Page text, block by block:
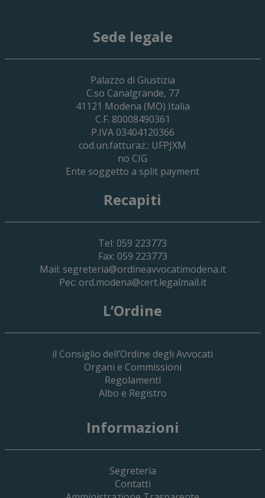
29 Giugno 2026
Cassa Forense – Elezioni Dei Delegati
2030
19 Giugno 2026
Sede legale
Palazzo di Giustizia
C.so Canalgrande, 77
41121 Modena (MO) Italia
C.F. 80008490361
P.IVA 03404120366
cod.un.fatturaz.: UFPJXM
no CIG
Ente soggetto a split payment
Recapiti
Tel: 059 223773
Fax: 059 223773
Mail: segreteria@ordineavvocatimodena.it
Pec: ord.modena@cert.legalmail.it
L’Ordine
il Consiglio dell’Ordine degli Avvocati
Organi e Commissioni
Regolamenti
Albo e Registro
Informazioni
Segreteria
Contatti